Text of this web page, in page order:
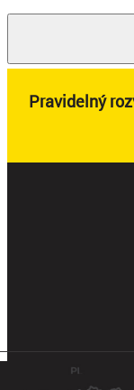
Pravidelný